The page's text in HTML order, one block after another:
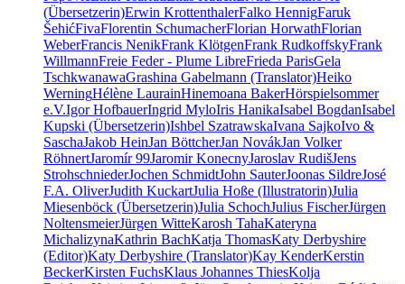
(Übersetzerin)Erwin KrottenthalerFalko HennigFaruk
ŠehićFivaFlorentin SchumacherFlorian HorwathFlorian
WeberFrancis NenikFrank KlötgenFrank RudkoffskyFrank
WillmannFreie Feder - Plume LibreFrieda ParisGela
TschkwanawaGrashina Gabelmann (Translator)Heiko
WerningHélène LaurainHinemoana BakerHörspielsommer
e.V.Igor HofbauerIngrid MyloIris HanikaIsabel BogdanIsabel
Kupski (Übersetzerin)Ishbel SzatrawskaIvana SajkoIvo &
SaschaJakob HeinJan BöttcherJan NovákJan Volker
RöhnertJaromír 99Jaromir KonecnyJaroslav RudišJens
StrohschniederJochen SchmidtJohn SauterJoonas SildreJosé
F.A. OliverJudith KuckartJulia Hoße (Illustratorin)Julia
Miesenböck (Übersetzerin)Julia SchochJulius FischerJürgen
NoltensmeierJürgen WitteKarosh TahaKateryna
MichalizynaKathrin BachKatja ThomasKaty Derbyshire
(Editor)Katy Derbyshire (Translator)Kay KenderKerstin
BeckerKirsten FuchsKlaus Johannes ThiesKolja